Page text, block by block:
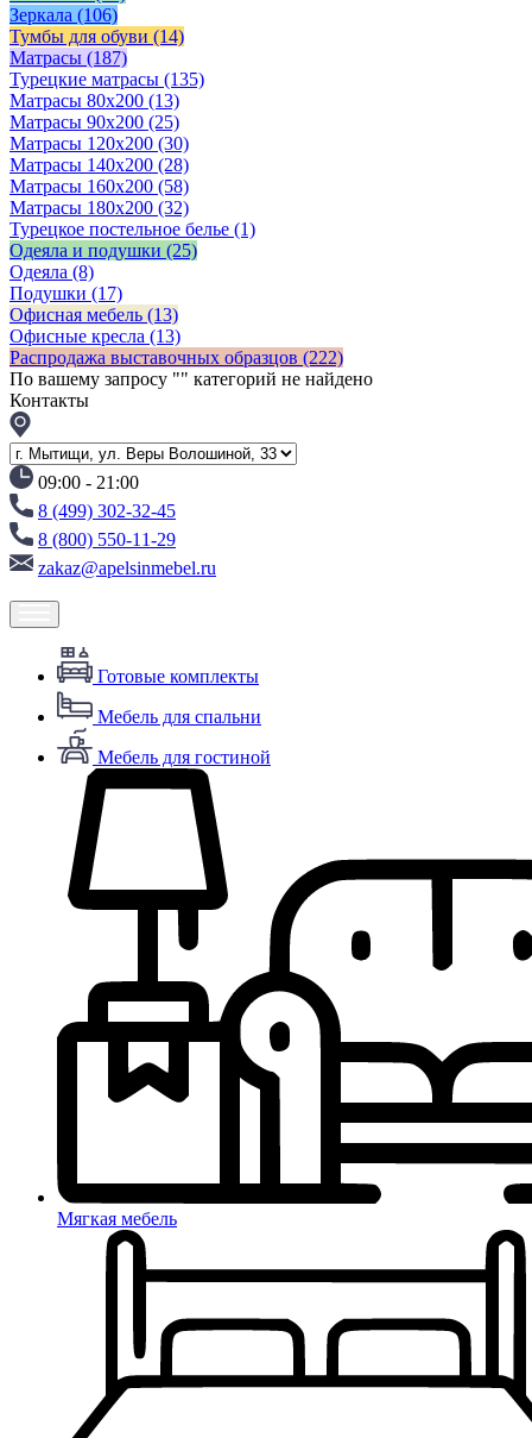
Зеркала (106)
Тумбы для обуви (14)
Матрасы (187)
Турецкие матрасы (135)
Матрасы 80x200 (13)
Матрасы 90х200 (25)
Матрасы 120х200 (30)
Матрасы 140х200 (28)
Матрасы 160х200 (58)
Матрасы 180х200 (32)
Турецкое постельное белье (1)
Одеяла и подушки (25)
Одеяла (8)
Подушки (17)
Офисная мебель (13)
Офисные кресла (13)
Распродажа выставочных образцов (222)
По вашему запросу "" категорий не найдено
Контакты
09:00 - 21:00
8 (499) 302-32-45
8 (800) 550-11-29
zakaz@apelsinmebel.ru
Готовые комплекты
Мебель для спальни
Мебель для гостиной
Мягкая мебель